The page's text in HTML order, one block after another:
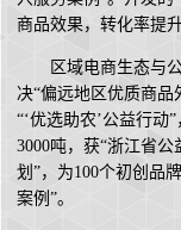
商品效果，转化率提
区域电商生态与
决“偏远地区优质商
“‘优选助农’公益行动
3000吨，获“浙江省
划”，为100个初创品
案例”。